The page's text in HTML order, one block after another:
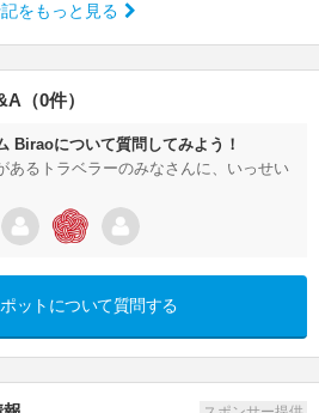
をもっと見る
（0件）
Biraoについて質問してみよう！
あるトラベラーのみなさんに、いっせい
ットについて質問する